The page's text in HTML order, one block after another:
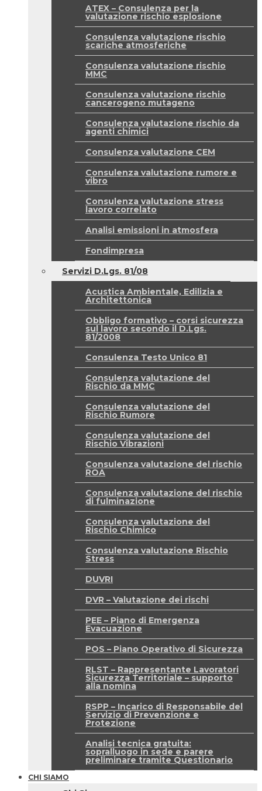
ATEX – Consulenza per la
valutazione rischio esplosione
Consulenza valutazione rischio
scariche atmosferiche
Consulenza valutazione rischio
MMC
Consulenza valutazione rischio
cancerogeno mutageno
Consulenza valutazione rischio da
agenti chimici
Consulenza valutazione CEM
Consulenza valutazione rumore e
vibro
Consulenza valutazione stress
lavoro correlato
Analisi emissioni in atmosfera
Fondimpresa
Servizi D.Lgs. 81/08
Acustica Ambientale, Edilizia e
Architettonica
Obbligo formativo – corsi sicurezza
sul lavoro secondo il D.Lgs.
81/2008
Consulenza Testo Unico 81
Consulenza valutazione del
Rischio da MMC
Consulenza valutazione del
Rischio Rumore
Consulenza valutazione del
Rischio Vibrazioni
Consulenza valutazione del rischio
ROA
Consulenza valutazione del rischio
di fulminazione
Consulenza valutazione del
Rischio Chimico
Consulenza valutazione Rischio
Stress
DUVRI
DVR – Valutazione dei rischi
PEE – Piano di Emergenza
Evacuazione
POS – Piano Operativo di Sicurezza
RLST – Rappresentante Lavoratori
Sicurezza Territoriale – supporto
alla nomina
RSPP – Incarico di Responsabile del
Servizio di Prevenzione e
Protezione
Analisi tecnica gratuita:
sopralluogo in sede e parere
preliminare tramite Questionario
CHI SIAMO